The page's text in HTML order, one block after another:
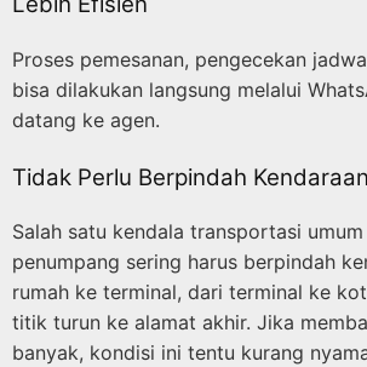
Proses pemesanan, pengecekan
bisa dilakukan langsung melalui
datang ke agen.
Tidak Perlu Berpindah Kendaraan
Salah satu kendala transportasi
penumpang sering harus berpindah
rumah ke terminal, dari terminal ke
titik turun ke alamat akhir. Jika
banyak, kondisi ini tentu kurang